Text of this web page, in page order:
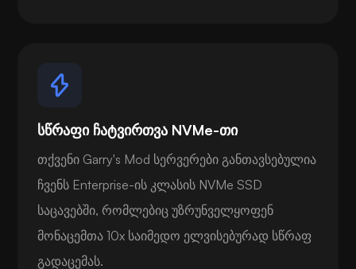
სწრაფი ჩატვირთვა NVMe-თი
თქვენი Garry's Mod სერვერები განთავსებულია
ჩვენს Enterprise-ის კლასის NVMe SSD
საცავებში, რომლებიც უზრუნველყოფენ
მონაცემთა 10x საიმედო ელვისებურად სწრაფ
გადაცემას.